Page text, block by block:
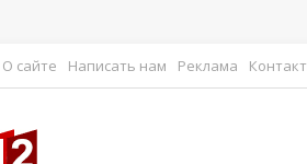
О сайте Написать нам Реклама